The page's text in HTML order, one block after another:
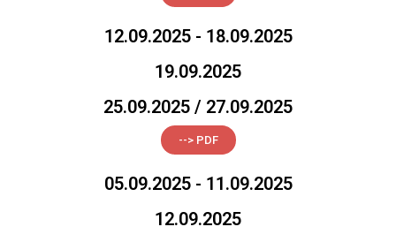
12.09.2025 - 18.09.2025
19.09.2025
25.09.2025 / 27.09.2025
--> PDF
05.09.2025 - 11.09.2025
12.09.2025